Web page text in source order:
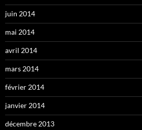
juin 2014
mai 2014
avril 2014
mars 2014
février 2014
janvier 2014
décembre 2013